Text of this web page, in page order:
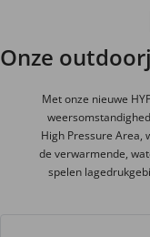
Onze
Met onze nieuwe
High Pressure Area,
de verwarmende,
spelen